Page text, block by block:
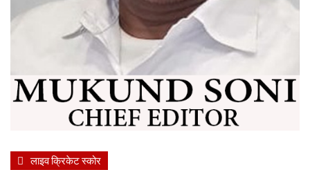
लाइव क्रिकेट स्कोर